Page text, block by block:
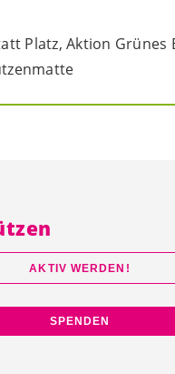
Platz, Aktion Grünes
AKTIV WERDEN!
SPENDEN